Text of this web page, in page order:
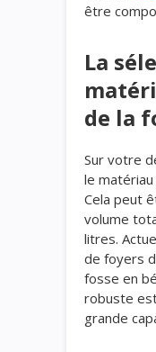
être
La
de la
Sur votre
le
Cela peut
volume
litres.
de foyers
fosse en
robuste
grande